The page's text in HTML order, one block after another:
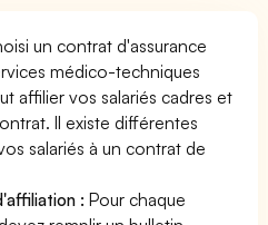
un contrat d'assurance
médico-techniques
affilier vos salariés cadres et
Il existe différentes
salariés à un contrat de
: Pour chaque